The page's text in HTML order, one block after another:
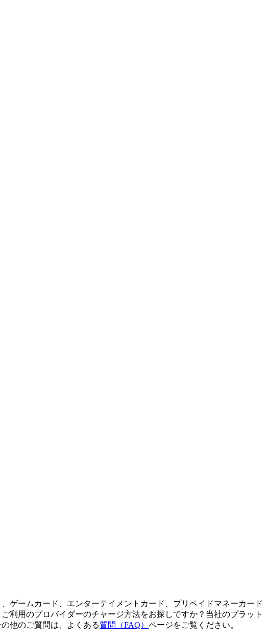
ゲームカード、エンターテイメントカード、プリペイドマネーカード
利用のプロバイダーのチャージ方法をお探しですか？当社のプラット
他のご質問は、よくある質問（FAQ） ページをご覧ください。